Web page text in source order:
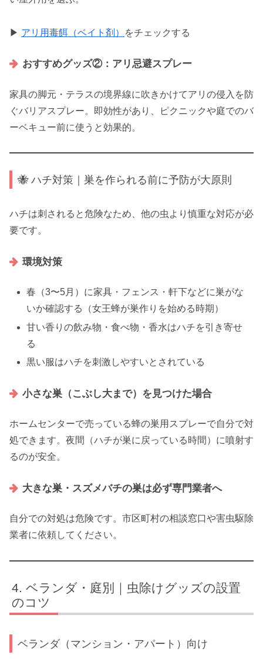
▶ アリ用毒餌（ベイト剤） をチェックする
おすすめグッズ②：アリ忌避スプレー
家具の脚元・テラスの境界線に吹きかけてアリの侵入を防
ぐバリアスプレー。即効性があり、ピクニックや庭でのバ
ーベキュー前に使うと効果的。
🐝 ハチ対策｜巣を作られる前に予防が大原則
ハチは刺されると危険なため、他の虫より慎重な対応が必
要です。
環境対策
春（3〜5月）に家具・フェンス・軒下などに巣がな
いか確認する（女王蜂が巣作りを始める時期）
甘い香りの飲み物・食べ物・香水はハチを引き寄せ
る
黒い服はハチを刺激しやすいとされている
小さな巣（こぶし大まで）を見つけた場合
ホームセンターで売っている蜂の巣用スプレーで自分で対
処できます。夜間（ハチが巣に戻っている時間）に噴射す
るのが安全。
大きな巣・スズメバチの巣は必ず専門業者へ
自分での対処は危険です。市区町村の相談窓口や害虫駆除
業者に依頼してください。
ベランダ・庭別｜虫除けグッズの設置
のコツ
ベランダ（マンション・アパート）向け